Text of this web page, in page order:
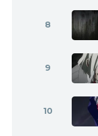
8
9
10